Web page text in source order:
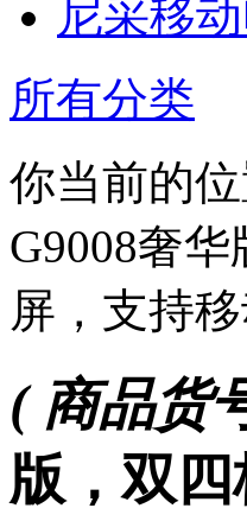
尼采移
所有分类
你当前的位
G9008奢
屏，支持
( 商品货
版，双